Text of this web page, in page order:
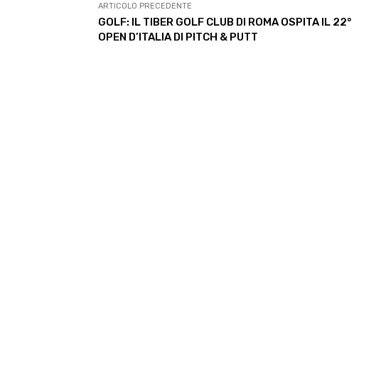
ARTICOLO PRECEDENTE
GOLF: IL TIBER GOLF CLUB DI ROMA OSPITA IL 22°
OPEN D’ITALIA DI PITCH & PUTT